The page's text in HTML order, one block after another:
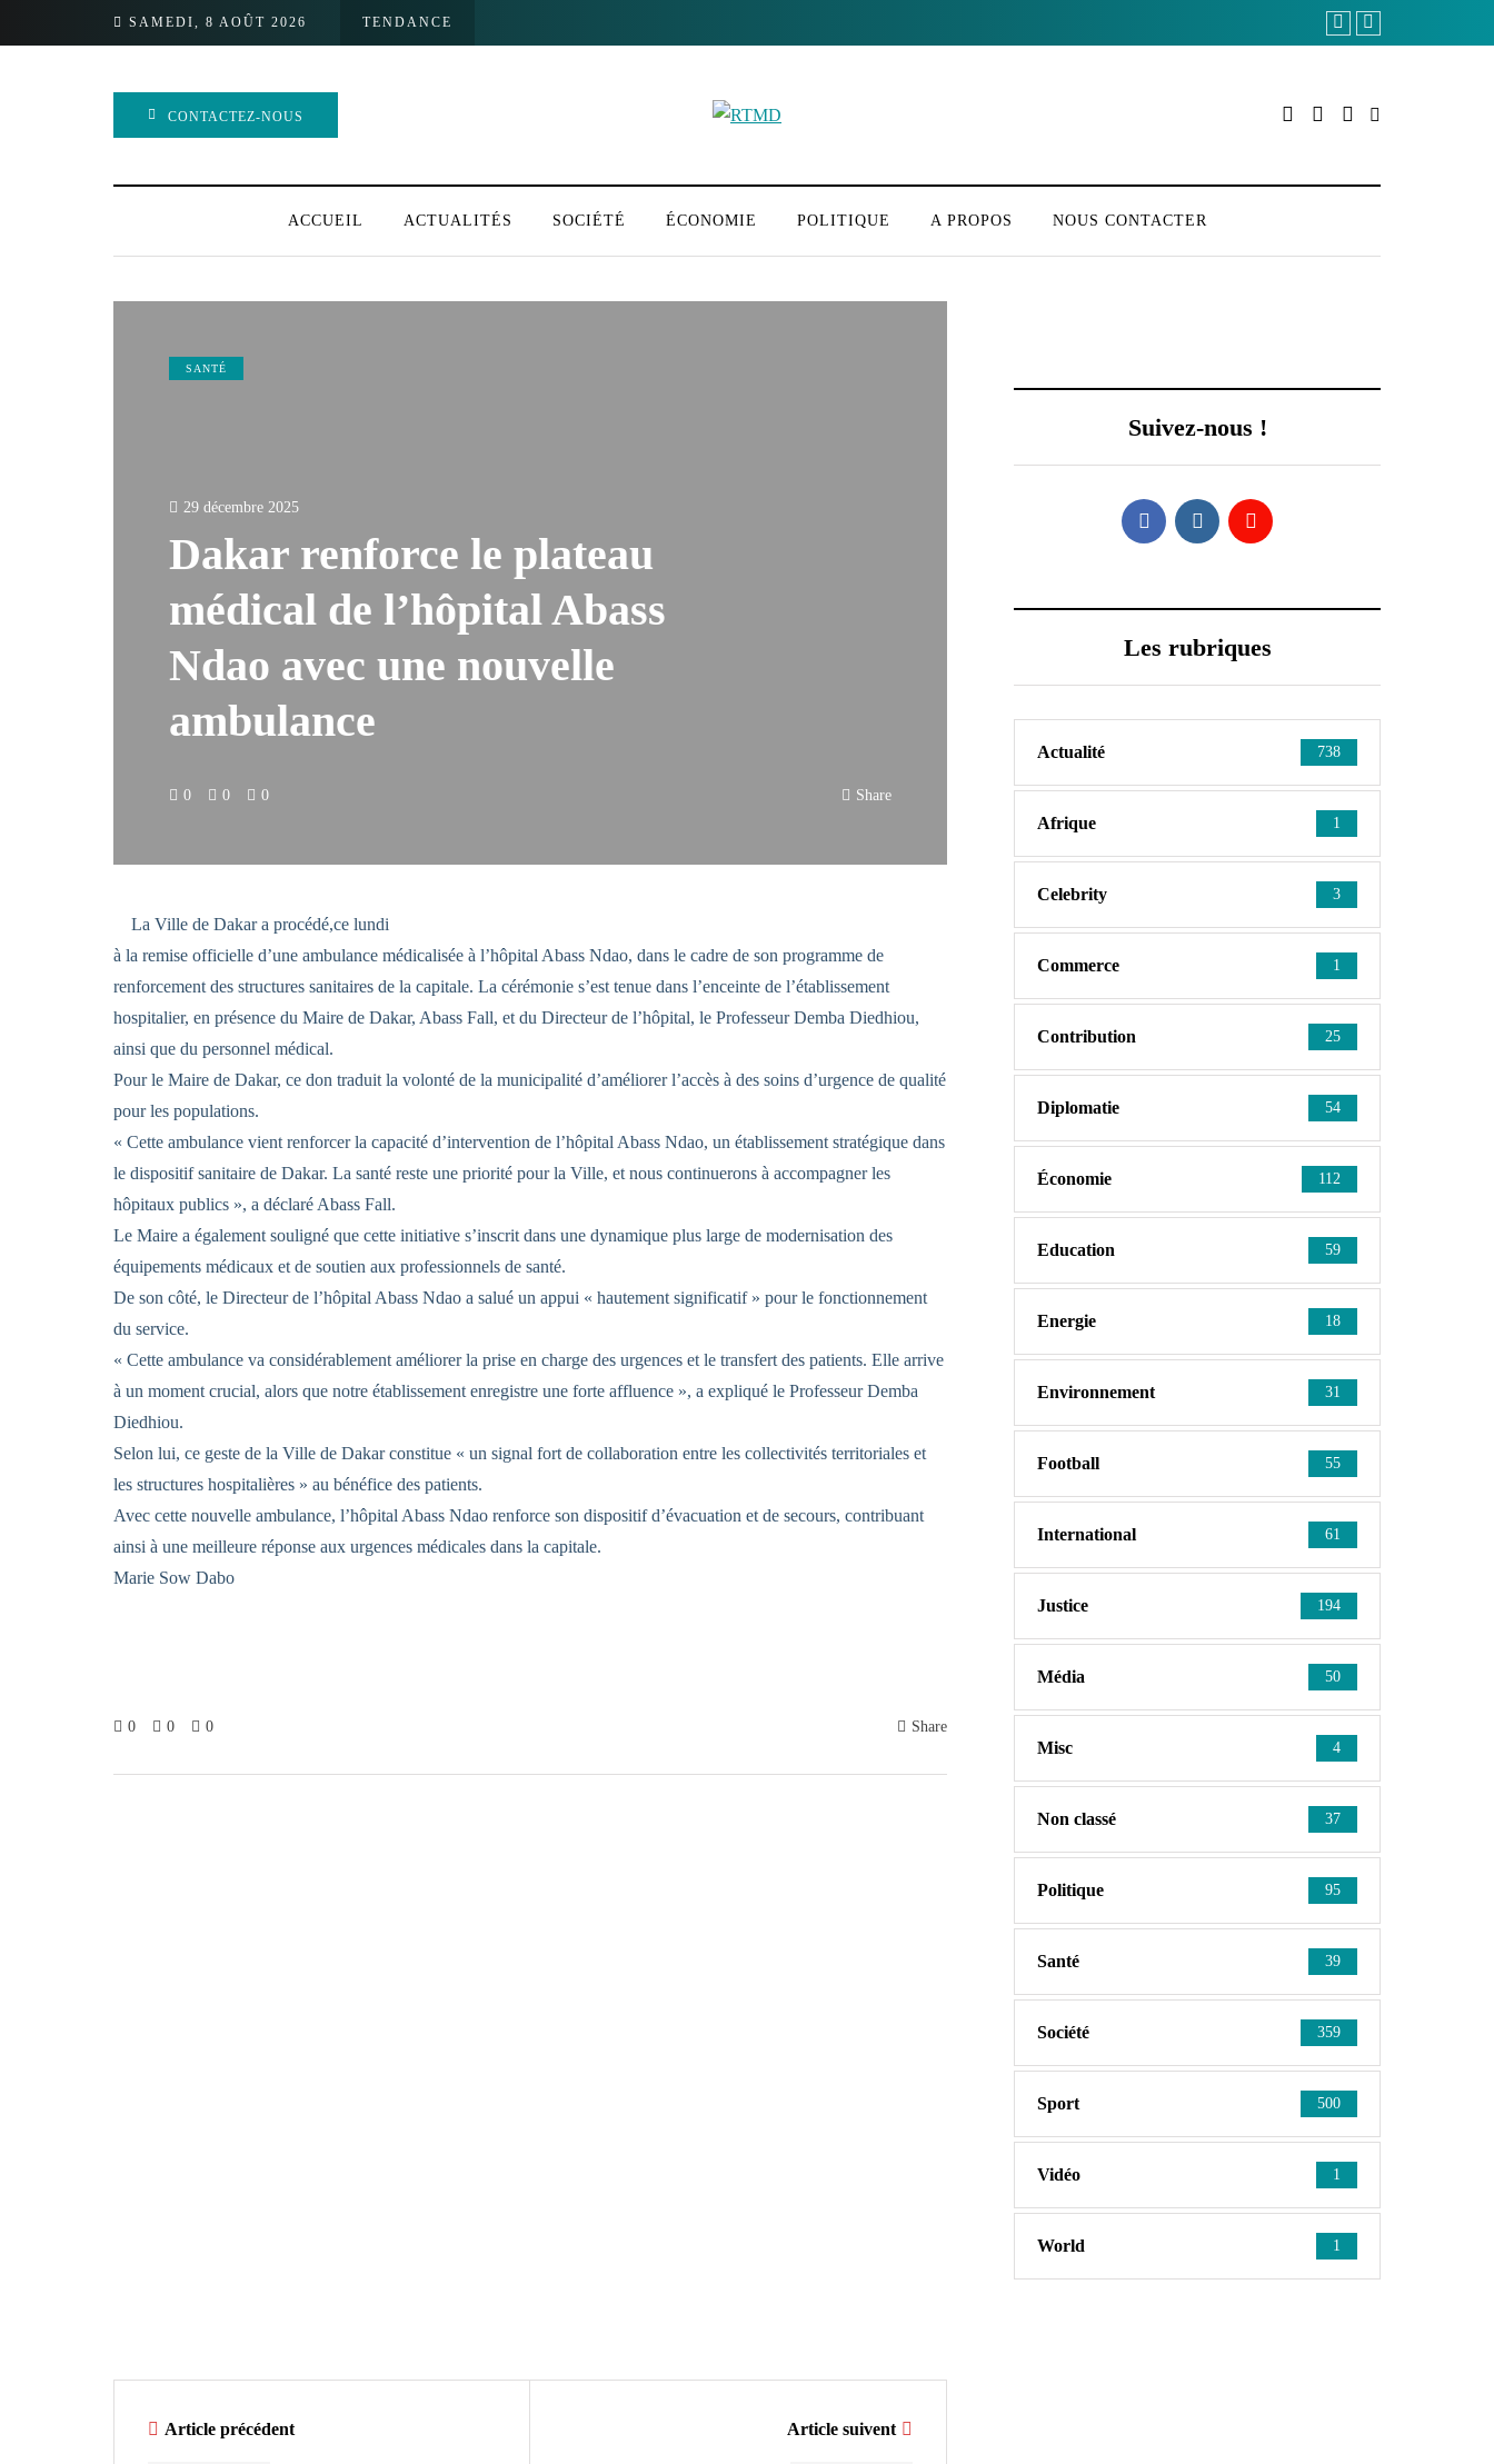
SAMEDI, 8 AOÛT 2026 TENDANCE
CONTACTEZ-NOUS
ACCUEIL ACTUALITÉS SOCIÉTÉ ÉCONOMIE POLITIQUE A PROPOS NOUS CONTACTER
SANTÉ
29 décembre 2025
Dakar renforce le plateau
médical de l’hôpital Abass
Ndao avec une nouvelle
ambulance
0 0 0 Share
La Ville de Dakar a procédé,ce lundi
à la remise officielle d’une ambulance médicalisée à l’hôpital Abass Ndao, dans le cadre de son programme de
renforcement des structures sanitaires de la capitale. La cérémonie s’est tenue dans l’enceinte de l’établissement
hospitalier, en présence du Maire de Dakar, Abass Fall, et du Directeur de l’hôpital, le Professeur Demba Diedhiou,
ainsi que du personnel médical.
Pour le Maire de Dakar, ce don traduit la volonté de la municipalité d’améliorer l’accès à des soins d’urgence de qualité
pour les populations.
« Cette ambulance vient renforcer la capacité d’intervention de l’hôpital Abass Ndao, un établissement stratégique dans
le dispositif sanitaire de Dakar. La santé reste une priorité pour la Ville, et nous continuerons à accompagner les
hôpitaux publics », a déclaré Abass Fall.
Le Maire a également souligné que cette initiative s’inscrit dans une dynamique plus large de modernisation des
équipements médicaux et de soutien aux professionnels de santé.
De son côté, le Directeur de l’hôpital Abass Ndao a salué un appui « hautement significatif » pour le fonctionnement
du service.
« Cette ambulance va considérablement améliorer la prise en charge des urgences et le transfert des patients. Elle arrive
à un moment crucial, alors que notre établissement enregistre une forte affluence », a expliqué le Professeur Demba
Diedhiou.
Selon lui, ce geste de la Ville de Dakar constitue « un signal fort de collaboration entre les collectivités territoriales et
les structures hospitalières » au bénéfice des patients.
Avec cette nouvelle ambulance, l’hôpital Abass Ndao renforce son dispositif d’évacuation et de secours, contribuant
ainsi à une meilleure réponse aux urgences médicales dans la capitale.
Marie Sow Dabo
0 0 0 Share
Suivez-nous !
Les rubriques
Actualité 738
Afrique 1
Celebrity 3
Commerce 1
Contribution 25
Diplomatie 54
Économie 112
Education 59
Energie 18
Environnement 31
Football 55
International 61
Justice 194
Média 50
Misc 4
Non classé 37
Politique 95
Santé 39
Société 359
Sport 500
Vidéo 1
World 1
Article précédent Article suivent